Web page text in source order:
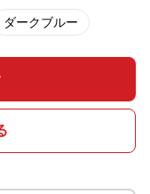
ダークブルー